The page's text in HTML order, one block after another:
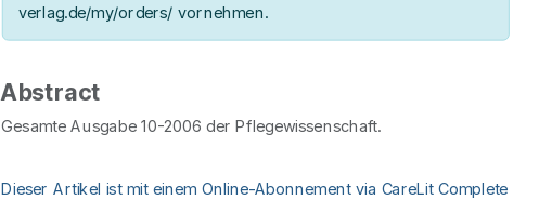
verlag.de/my/orders/ vornehmen.
Abstract
Gesamte Ausgabe 10-2006 der Pflegewissenschaft.
Dieser Artikel ist mit einem Online-Abonnement via CareLit Complete